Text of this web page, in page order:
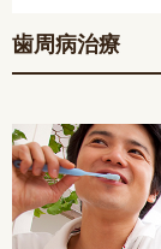
歯周病治療